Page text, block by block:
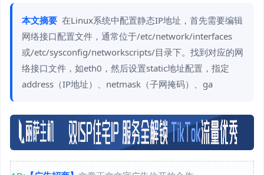
本文摘要 在Linux系统中配置静态IP地址，首先需要编辑
网络接口配置文件，通常位于/etc/network/interfaces
或/etc/sysconfig/networkscripts/目录下。找到对应的网
络接口文件，如eth0，然后设置static地址配置，指定
address（IP地址）、netmask（子网掩码）、ga